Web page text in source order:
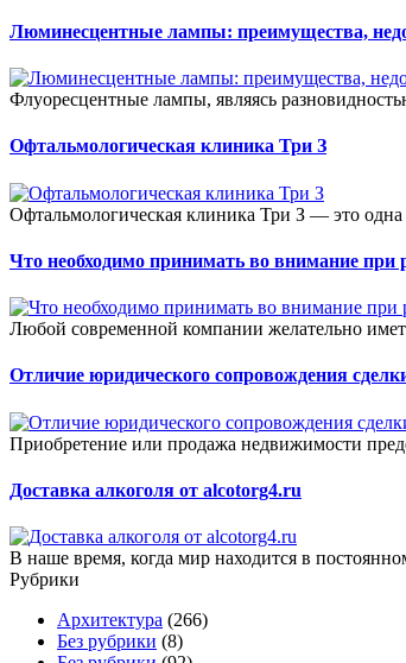
Люминесцентные лампы: преимущества,
Флуоресцентные лампы, являясь
Офтальмологическая клиника Три З
Офтальмологическая клиника Три З — это одна
Что необходимо принимать во внимание при
Любой современной компании желательно
Отличие юридического сопровождения
Приобретение или продажа недвижимости
Доставка алкоголя от alcotorg4.ru
В наше время, когда мир находится в
Рубрики
Архитектура (266)
Без рубрики (8)